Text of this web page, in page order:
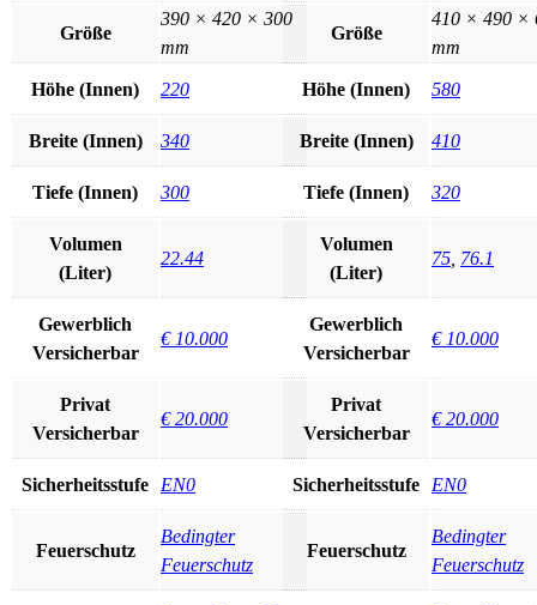
Größe
390 × 420 × 300
mm
Höhe (Innen) 220
Breite (Innen) 340
Tiefe (Innen) 300
Volumen
(Liter)
22.44
Gewerblich
Versicherbar
€ 10.000
Privat
Versicherbar
€ 20.000
Sicherheitsstufe EN0
Feuerschutz
Bedingter
Feuerschutz
Größe
410 × 490 ×
mm
Höhe (Innen) 580
Breite (Innen) 410
Tiefe (Innen) 320
Volumen
(Liter)
75 76.1
Gewerblich
Versicherbar
€ 10.000
Privat
Versicherbar
€ 20.000
Sicherheitsstufe EN0
Feuerschutz
Bedingter
Feuerschutz